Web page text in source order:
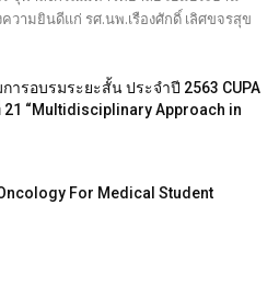
วามยินดีแก่ รศ.นพ.เรืองศักดิ์ เลิศขจรสุข
ารอบรมระยะสั้น ประจำปี 2563 CUPA
21 “Multidisciplinary Approach in
For Medical Student